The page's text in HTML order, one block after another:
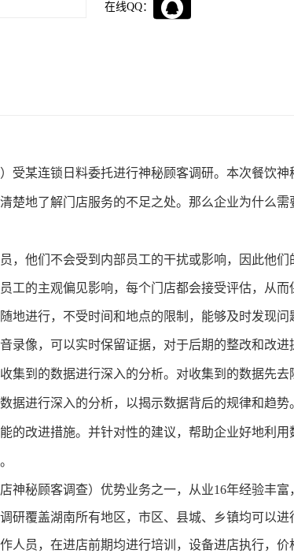
在线QQ：
受某连锁 日料委托进行神秘顾客调研。本次餐饮神
楚地了解门店服务的不足之处。 那么企业为什么需
，他们不会受到内部员工的干扰或影响，因此他们
工的主观偏见影响，每个门店都会接受评估，从而
地进行，不受时间和地点的限制，能够及时发现问
录像，可以实时保留证据，对于后期的整改和改进
集到的数据进行深入的分析。对收集到的数据先去
据进行深入的分析，以揭示数据背后的规律和趋势
的改进措施。 并针对性的建议，帮助企业好地利用
。
神秘顾客调查） 优势业务之一，从业16年经验丰富
调研覆盖湖南所有地区， 市区、县城、乡镇均可以
人员，在进店前期均进行培训，设备进店执行，价